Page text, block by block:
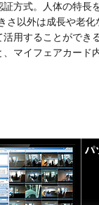
方式。人体の特長
さ以外は成長や老
用することができ
マイフェアカード